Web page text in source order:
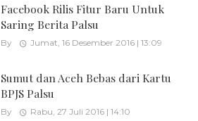
Facebook Rilis Fitur Baru Untuk
Saring Berita Palsu
By Jumat, 16 Desember 2016 | 13:09
Sumut dan Aceh Bebas dari Kartu
BPJS Palsu
By Rabu, 27 Juli 2016 | 14:10